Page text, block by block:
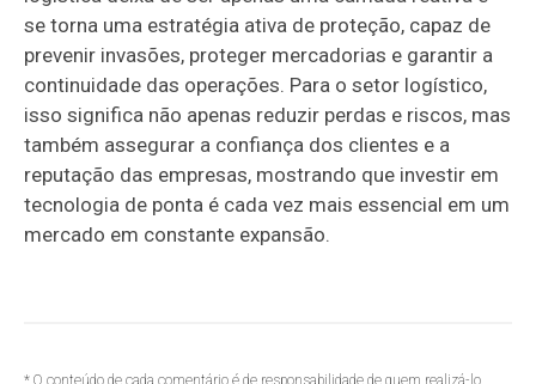
se torna uma estratégia ativa de proteção, capaz de
prevenir invasões, proteger mercadorias e garantir a
continuidade das operações. Para o setor logístico,
isso significa não apenas reduzir perdas e riscos, mas
também assegurar a confiança dos clientes e a
reputação das empresas, mostrando que investir em
tecnologia de ponta é cada vez mais essencial em um
mercado em constante expansão.
* O conteúdo de cada comentário é de responsabilidade de quem realizá-lo.